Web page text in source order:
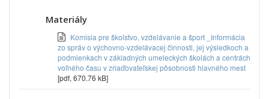
Materiály
Komisia pre školstvo, vzdelávanie a šport _Informácia
zo správ o výchovno-vzdelávacej činnosti, jej výsledkoch a
podmienkach v základných umeleckých školách a centrách
voľného času v zriaďovateľskej pôsobnosti hlavného mest
[pdf, 670.76 kB]